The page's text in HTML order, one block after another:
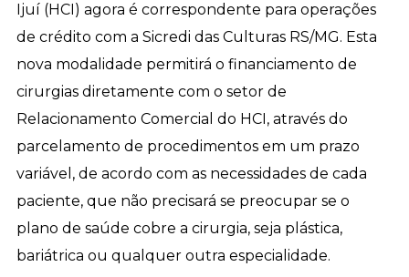
Ijuí (HCI) agora é correspondente para operações
de crédito com a Sicredi das Culturas RS/MG. Esta
nova modalidade permitirá o financiamento de
cirurgias diretamente com o setor de
Relacionamento Comercial do HCI, através do
parcelamento de procedimentos em um prazo
variável, de acordo com as necessidades de cada
paciente, que não precisará se preocupar se o
plano de saúde cobre a cirurgia, seja plástica,
bariátrica ou qualquer outra especialidade.